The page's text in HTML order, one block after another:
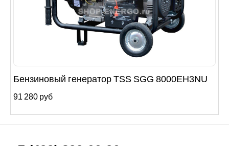
Бензиновый генератор TSS SGG 8000EH3NU
91 280 руб